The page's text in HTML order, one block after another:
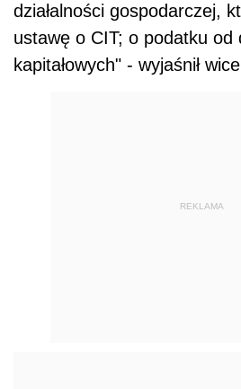
działalności gospodarczej,
ustawę o CIT; o podatku od
kapitałowych" - wyjaśnił
REKLAMA